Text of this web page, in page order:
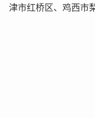
津市红桥区、鸡西市